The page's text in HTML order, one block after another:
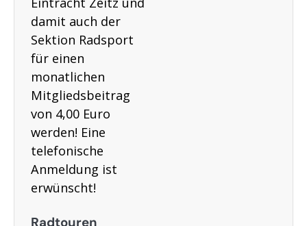
damit auch der
Sektion Radsport
für einen
monatlichen
Mitgliedsbeitrag
von 4,00 Euro
werden! Eine
telefonische
Anmeldung ist
erwünscht!
Radtouren